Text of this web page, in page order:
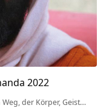
2022
der Körper, Geist…